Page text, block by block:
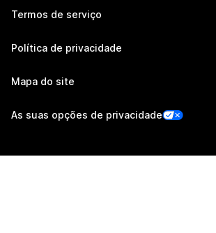
Termos de serviço
Política de privacidade
Mapa do site
As suas opções de privacidade